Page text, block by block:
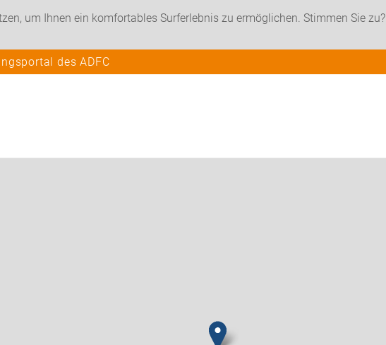
um Ihnen ein komfortables Surferlebnis zu ermöglichen. Stimmen Sie zu?
des ADFC